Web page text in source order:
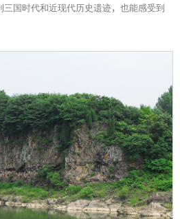
国时代和近现代历史遗迹，也能感受到